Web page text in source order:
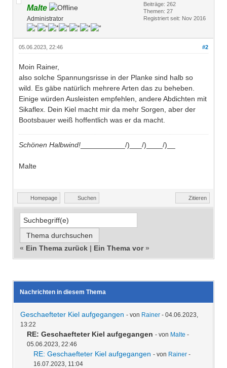
Malte
Administrator
Beiträge: 262
Themen: 27
Registriert seit: Nov 2016
#2
05.06.2023, 22:46
Moin Rainer,
also solche Spannungsrisse in der Planke sind halb so
wild. Es gäbe natürlich mehrere Arten das zu beheben.
Einige würden Ausleisten empfehlen, andere Abdichten mit
Sikaflex. Dein Kiel macht mir da mehr Sorgen, aber der
Bootsbauer weiß hoffentlich was er da macht.
Schönen Halbwind! ___________/)___/)____/)__
Malte
Homepage Suchen Zitieren
« Ein Thema zurück | Ein Thema vor»
Nachrichten in diesem Thema
Geschaefteter Kiel aufgegangen - von Rainer - 04.06.2023,
13:22
RE: Geschaefteter Kiel aufgegangen - von Malte -
05.06.2023, 22:46
RE: Geschaefteter Kiel aufgegangen - von Rainer -
16.07.2023, 11:04